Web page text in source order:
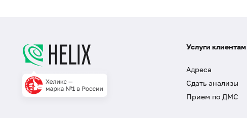
Услуги клиентам
Адреса
Сдать анализы
Прием по ДМС